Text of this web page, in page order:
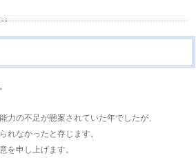
力の不足が懸案されていた年でしたが、
れなかったと存じます。
を申し上げます。